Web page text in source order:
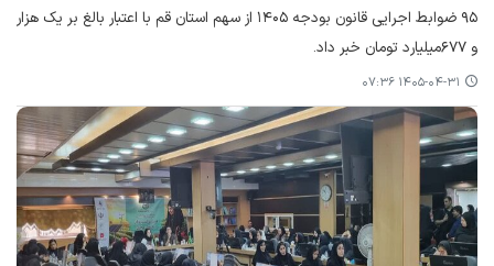
۹۵ ضوابط اجرایی قانون بودجه ۱۴۰۵ از سهم استان قم با اعتبار بالغ بر یک هزار
و ۶۷۷میلیارد تومان خبر داد.
۱۴۰۵-۰۴-۳۱ ۰۷:۳۶